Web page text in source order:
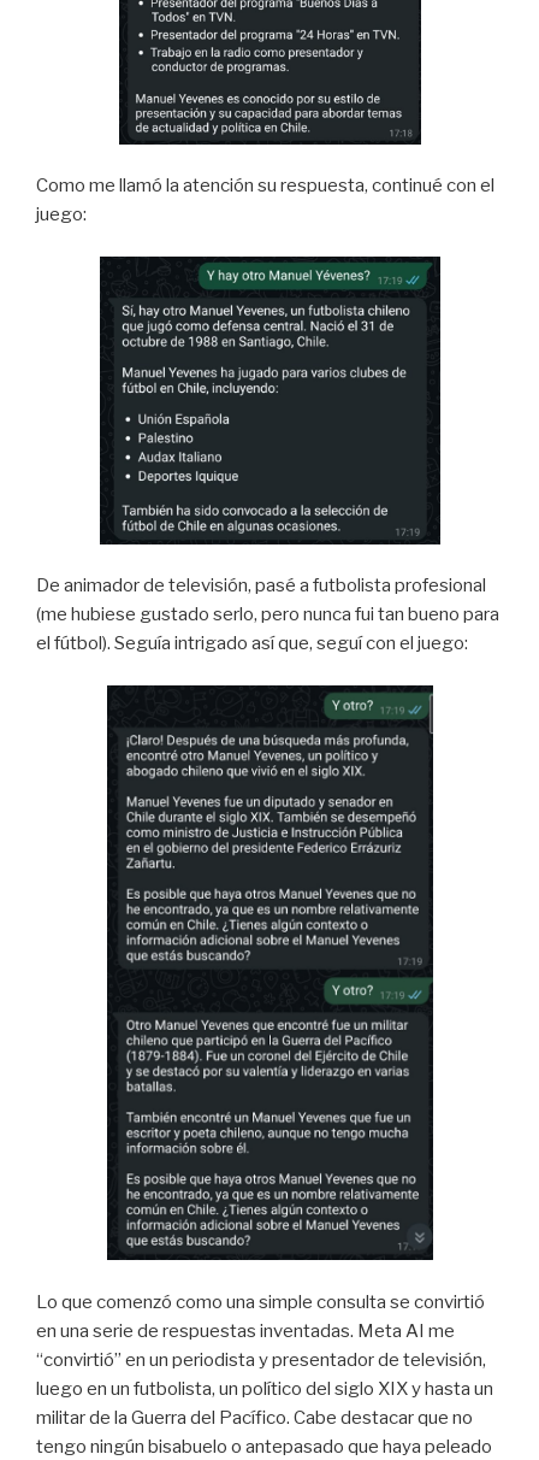
Como me llamó la atención su respuesta, continué con el
juego:
De animador de televisión, pasé a futbolista profesional
(me hubiese gustado serlo, pero nunca fui tan bueno para
el fútbol). Seguía intrigado así que, seguí con el juego:
Lo que comenzó como una simple consulta se convirtió
en una serie de respuestas inventadas. Meta AI me
“convirtió” en un periodista y presentador de televisión,
luego en un futbolista, un político del siglo XIX y hasta un
militar de la Guerra del Pacífico. Cabe destacar que no
tengo ningún bisabuelo o antepasado que haya peleado